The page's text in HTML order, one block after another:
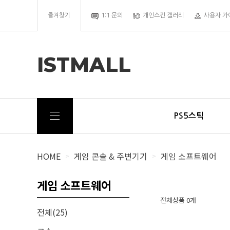
즐겨찾기 1:1 문의 개인스킨 갤러리 사용자 가
ISTMALL
PS5스틱
HOME > 게임 콘솔 & 주변기기 > 게임 소프트웨어
게임 소프트웨어
전체(25)
전체상품 0개